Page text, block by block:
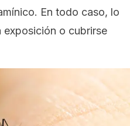
En todo caso, lo
exposición o cubrirse